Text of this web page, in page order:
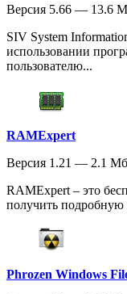
Версия 5.66 — 13.6
SIV System
использовании
пользователю...
RAMExpert
Версия 1.21 — 2.1 Мб
RAMExpert – это
получить
Phrozen Windows